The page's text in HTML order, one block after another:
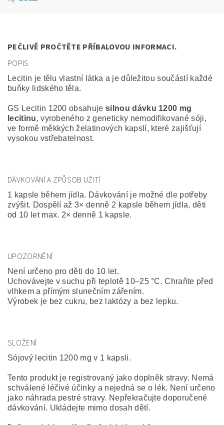
PEČLIVĚ PROČTĚTE PŘÍBALOVOU INFORMACI.
POPIS
Lecitin je tělu vlastní látka a je důležitou součástí každé
buňky lidského těla.
GS Lecitin 1200 obsahuje silnou dávku 1200 mg
lecitinu, vyrobeného z geneticky nemodifikované sóji,
ve formě měkkých želatinových kapslí, které zajišťují
vysokou vstřebatelnost.
DÁVKOVÁNÍ A ZPŮSOB UŽITÍ
1 kapsle během jídla. Dávkování je možné dle potřeby
zvýšit. Dospělí až 3× denně 2 kapsle během jídla, děti
od 10 let max. 2× denně 1 kapsle.
UPOZORNĚNÍ
Není určeno pro děti do 10 let.
Uchovávejte v suchu při teplotě 10–25 °C. Chraňte před
vlhkem a přímým slunečním zářením.
Výrobek je bez cukru, bez laktózy a bez lepku.
SLOŽENÍ
Sójový lecitin 1200 mg v 1 kapsli.
Tento produkt je registrovaný jako doplněk stravy. Nemá
schválené léčivé účinky a nejedná se o lék. Není určeno
jako náhrada pestré stravy. Nepřekračujte doporučené
dávkování. Ukládejte mimo dosah dětí.